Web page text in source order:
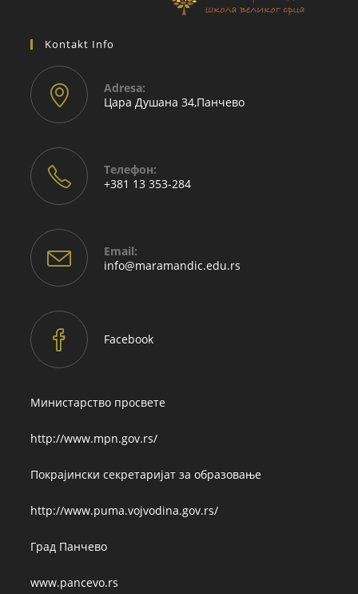
Kontakt Info
Adresа:
Цара Душана 34,Панчево
Телефон:
+381 13 353-284
Email:
info@maramandic.edu.rs
Facebook
Министарство просвете
http://www.mpn.gov.rs/
Покрајински секретаријат за образовање
http://www.puma.vojvodina.gov.rs/
Град Панчево
www.pancevo.rs